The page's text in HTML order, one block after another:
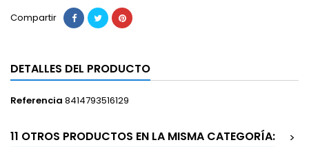
Compartir
DETALLES DEL PRODUCTO
Referencia 8414793516129
11 OTROS PRODUCTOS EN LA MISMA CATEGORÍA:
>